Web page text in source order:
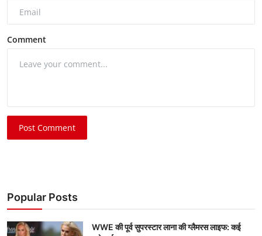
Comment
Post Comment
Popular Posts
WWE की पूर्व सुपरस्टार लाना की ग्लैमरस लाइफ: कई